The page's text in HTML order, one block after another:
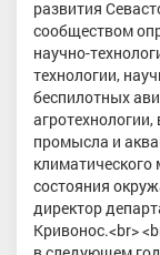
развития
сообществом
научно-
технологии,
беспилотных
промысла и
климатического
состояния
директор
Кривонос.<br>